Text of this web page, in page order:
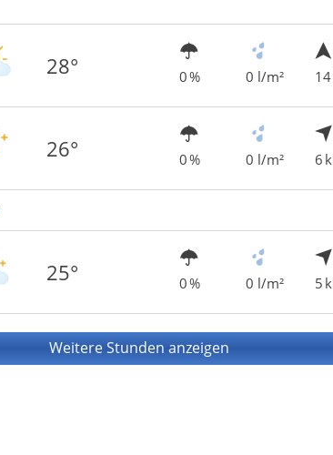
28° 0 % 0 l/m²
26° 0 % 0 l/m²
6
25° 0 % 0 l/m²
5
Weitere Stunden anzeigen